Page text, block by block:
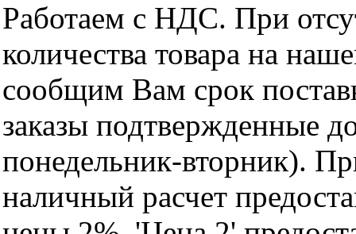
Работаем с НДС. При
количества товара на
сообщим Вам срок
заказы подтвержденные
понедельник-вторник).
наличный расчет